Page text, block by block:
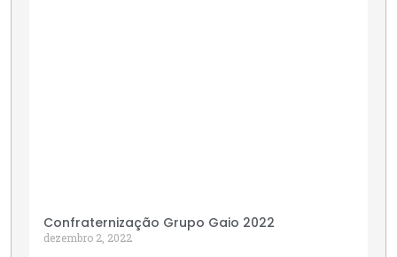
Confraternização Grupo Gaio 2022
dezembro 2, 2022